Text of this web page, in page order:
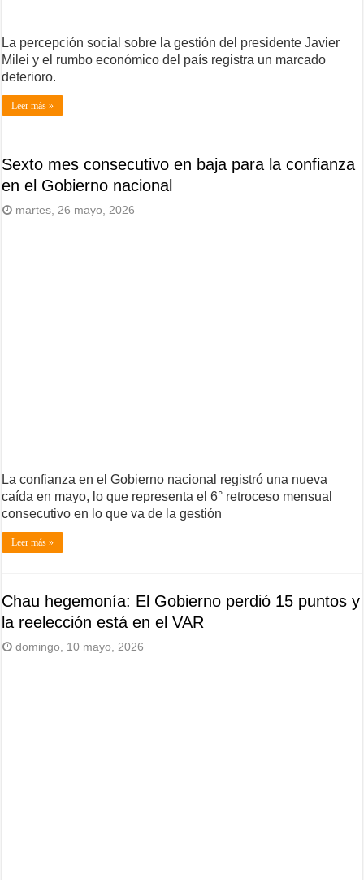
La percepción social sobre la gestión del presidente Javier
Milei y el rumbo económico del país registra un marcado
deterioro.
Leer más »
Sexto mes consecutivo en baja para la confianza
en el Gobierno nacional
martes, 26 mayo, 2026
La confianza en el Gobierno nacional registró una nueva
caída en mayo, lo que representa el 6° retroceso mensual
consecutivo en lo que va de la gestión
Leer más »
Chau hegemonía: El Gobierno perdió 15 puntos y
la reelección está en el VAR
domingo, 10 mayo, 2026